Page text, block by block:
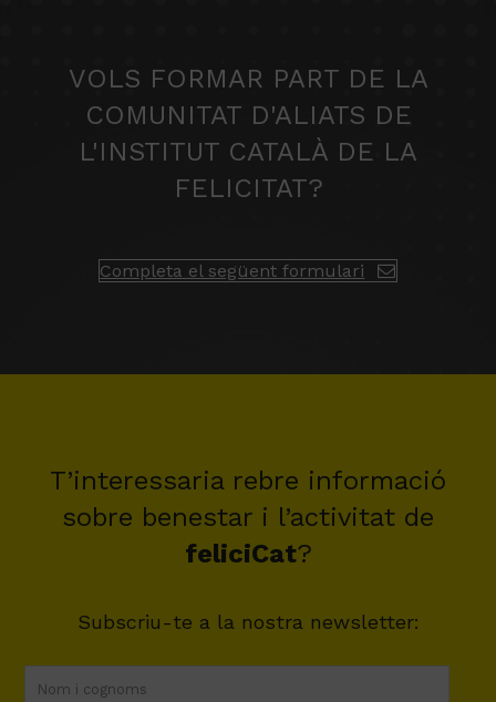
VOLS FORMAR PART DE LA
COMUNITAT D'ALIATS DE
L'INSTITUT CATALÀ DE LA
FELICITAT?
Completa el següent formulari
T’interessaria rebre informació
sobre benestar i l’activitat de
feliciCat?
Subscriu-te a la nostra newsletter: